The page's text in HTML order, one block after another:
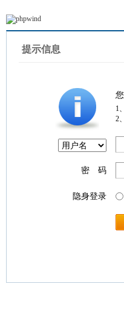
提示信息
1
2
密 码
隐身登录